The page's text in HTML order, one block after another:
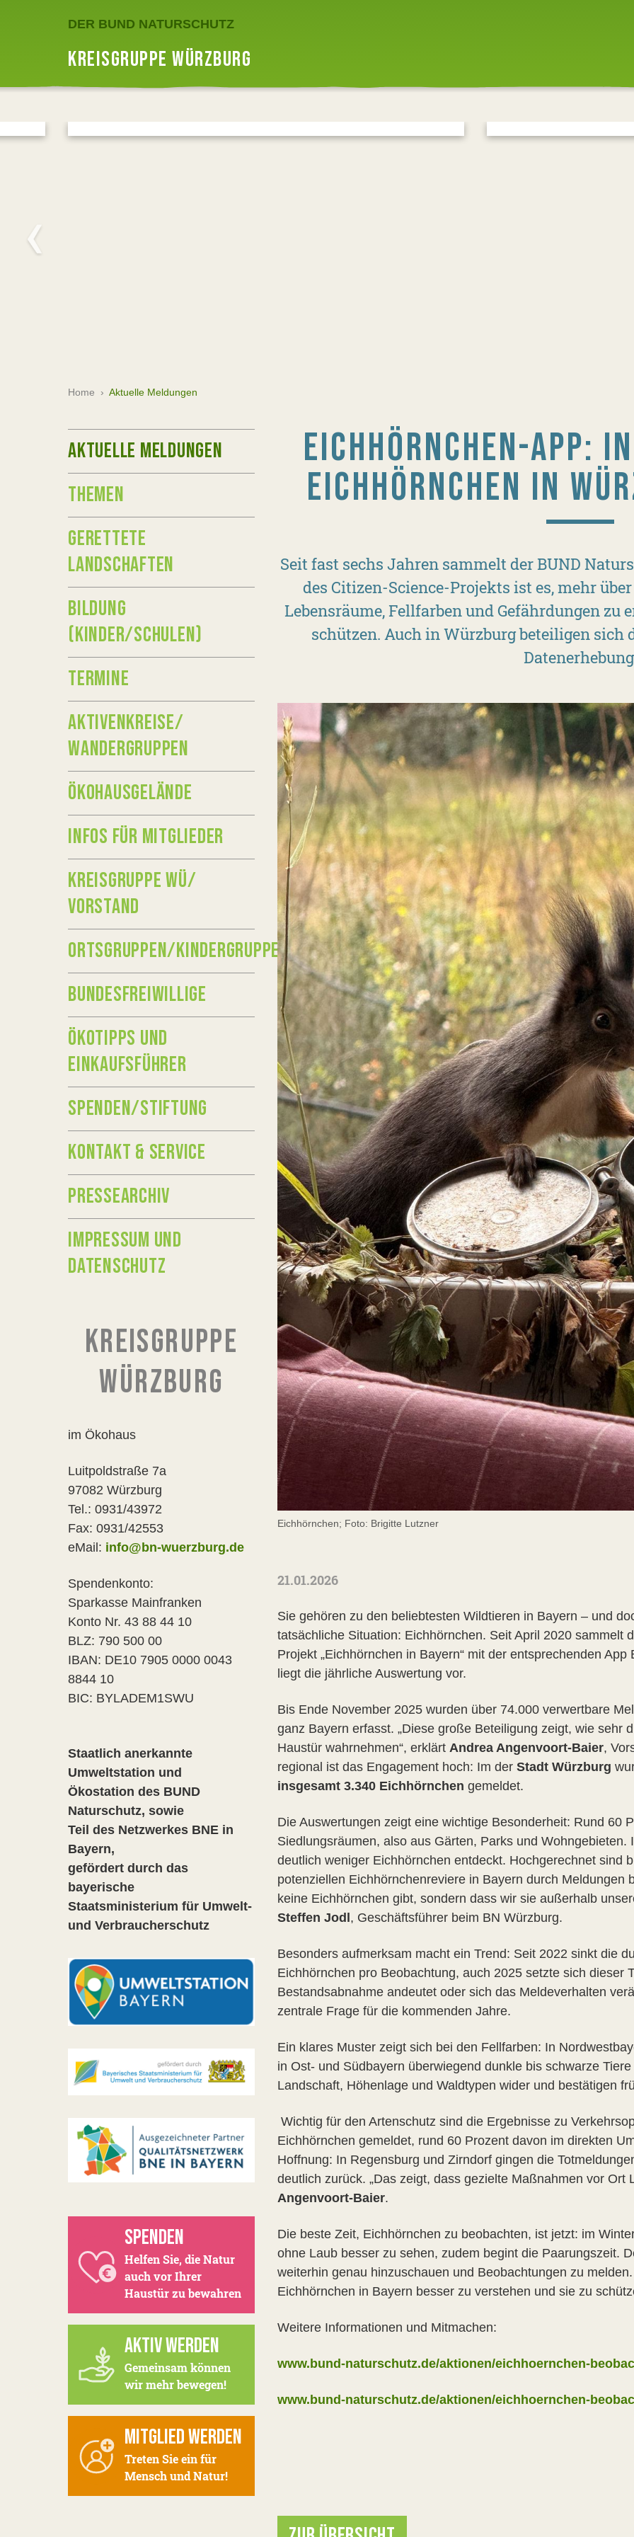
DER BUND NATURSCHUTZ
KREISGRUPPE WÜRZBURG
Home › Aktuelle Meldungen
EICHHÖRNCHEN-APP:
EICHHÖRNCHEN IN
Seit fast sechs Jahren sammelt der BUND
des Citizen-Science-Projekts ist es, mehr
Lebensräume, Fellfarben und Gefährdungen zu
schützen. Auch in Würzburg beteiligen sich
Eichhörnchen; Foto: Brigitte Lutzner
21.01.2026
Sie gehören zu den beliebtesten Wildtieren in Bayern – und
tatsächliche Situation: Eichhörnchen. Seit April 2020 sammelt
Projekt „Eichhörnchen in Bayern“ mit der entsprechenden
liegt die jährliche Auswertung vor.
Bis Ende November 2025 wurden über 74.000 verwertbare
ganz Bayern erfasst. „Diese große Beteiligung zeigt, wie sehr
Haustür wahrnehmen“, erklärt Andrea Angenvoort-Baier,
regional ist das Engagement hoch: Im der Stadt Würzburg
insgesamt 3.340 Eichhörnchen gemeldet.
Die Auswertungen zeigt eine wichtige Besonderheit: Rund 60
Siedlungsräumen, also aus Gärten, Parks und
deutlich weniger Eichhörnchen entdeckt. Hochgerechnet sind
potenziellen Eichhörnchenreviere in Bayern durch Meldungen
keine Eichhörnchen gibt, sondern dass wir sie außerhalb
Steffen Jodl , Geschäftsführer beim BN Würzburg.
Besonders aufmerksam macht ein Trend: Seit 2022 sinkt die
Eichhörnchen pro Beobachtung, auch 2025 setzte sich dieser
Bestandsabnahme andeutet oder sich das Meldeverhalten
zentrale Frage für die kommenden Jahre.
Ein klares Muster zeigt sich bei den Fellfarben: In
in Ost- und Südbayern überwiegend dunkle bis schwarze
Landschaft, Höhenlage und Waldtypen wider und bestätigen
Wichtig für den Artenschutz sind die Ergebnisse zu
Eichhörnchen gemeldet, rund 60 Prozent davon im direkten
Hoffnung: In Regensburg und Zirndorf gingen die
deutlich zurück. „Das zeigt, dass gezielte Maßnahmen vor Ort
Angenvoort-Baier.
Die beste Zeit, Eichhörnchen zu beobachten, ist jetzt: im
ohne Laub besser zu sehen, zudem begint die Paarungszeit.
weiterhin genau hinzuschauen und Beobachtungen zu
Eichhörnchen in Bayern besser zu verstehen und sie zu
Weitere Informationen und Mitmachen:
www.bund-naturschutz.de/aktionen/eichhoernchen-
www.bund-naturschutz.de/aktionen/eichhoernchen-
AKTUELLE MELDUNGEN
THEMEN
GERETTETE
LANDSCHAFTEN
BILDUNG
(KINDER/SCHULEN)
TERMINE
AKTIVENKREISE/
WANDERGRUPPEN
ÖKOHAUSGELÄNDE
INFOS FÜR MITGLIEDER
KREISGRUPPE WÜ/
VORSTAND
ORTSGRUPPEN/KINDERGRUPPEN
BUNDESFREIWILLIGE
ÖKOTIPPS UND
EINKAUFSFÜHRER
SPENDEN/STIFTUNG
KONTAKT & SERVICE
PRESSEARCHIV
IMPRESSUM UND
DATENSCHUTZ
KREISGRUPPE
WÜRZBURG
im Ökohaus
Luitpoldstraße 7a
97082 Würzburg
Tel.: 0931/43972
Fax: 0931/42553
eMail: info@bn-wuerzburg.de
Spendenkonto:
Sparkasse Mainfranken
Konto Nr. 43 88 44 10
BLZ: 790 500 00
IBAN: DE10 7905 0000 0043
8844 10
BIC: BYLADEM1SWU
Staatlich anerkannte
Umweltstation und
Ökostation des BUND
Naturschutz, sowie
Teil des Netzwerkes BNE in
Bayern,
gefördert durch das
bayerische
Staatsministerium für Umwelt-
und Verbraucherschutz
SPENDEN
Helfen Sie, die Natur
auch vor Ihrer
Haustür zu bewahren
AKTIV WERDEN
Gemeinsam können
wir mehr bewegen!
MITGLIED WERDEN
Treten Sie ein für
Mensch und Natur!